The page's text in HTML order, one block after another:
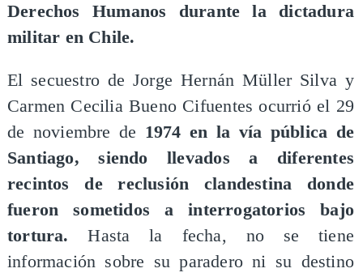
Derechos Humanos durante la dictadura
militar en Chile.
El secuestro de Jorge Hernán Müller Silva y
Carmen Cecilia Bueno Cifuentes ocurrió el 29
de noviembre de 1974 en la vía pública de
Santiago, siendo llevados a diferentes
recintos de reclusión clandestina donde
fueron sometidos a interrogatorios bajo
tortura. Hasta la fecha, no se tiene
información sobre su paradero ni su destino